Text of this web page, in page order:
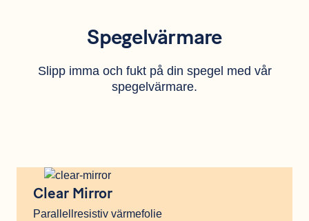
Spegelvärmare
Slipp imma och fukt på din spegel med vår
spegelvärmare.
Clear Mirror
Parallellresistiv värmefolie
Clear Mirror